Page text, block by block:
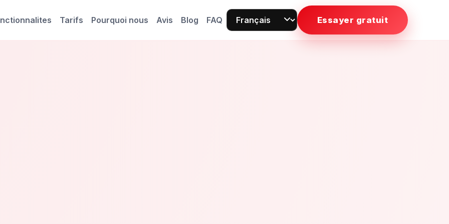
Tarifs Pourquoi nous Avis Blog FAQ Essayer gratuit